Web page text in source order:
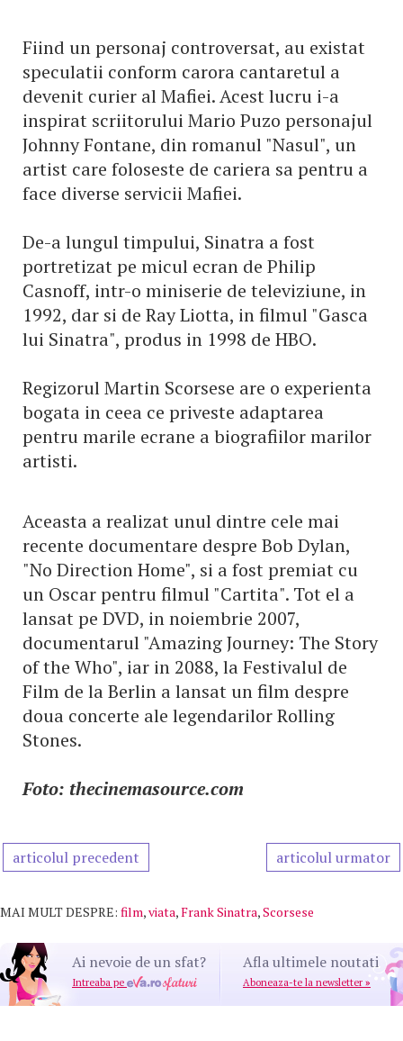
Fiind un personaj controversat, au existat
speculatii conform carora cantaretul a
devenit curier al Mafiei. Acest lucru i-a
inspirat scriitorului Mario Puzo personajul
Johnny Fontane, din romanul "Nasul", un
artist care foloseste de cariera sa pentru a
face diverse servicii Mafiei.
De-a lungul timpului, Sinatra a fost
portretizat pe micul ecran de Philip
Casnoff, intr-o miniserie de televiziune, in
1992, dar si de Ray Liotta, in filmul "Gasca
lui Sinatra", produs in 1998 de HBO.
Regizorul Martin Scorsese are o experienta
bogata in ceea ce priveste adaptarea
pentru marile ecrane a biografiilor marilor
artisti.
Aceasta a realizat unul dintre cele mai
recente documentare despre Bob Dylan,
"No Direction Home", si a fost premiat cu
un Oscar pentru filmul "Cartita". Tot el a
lansat pe DVD, in noiembrie 2007,
documentarul "Amazing Journey: The Story
of the Who", iar in 2088, la Festivalul de
Film de la Berlin a lansat un film despre
doua concerte ale legendarilor Rolling
Stones.
Foto: thecinemasource.com
articolul precedent articolul urmator
MAI MULT DESPRE: film,viata,Frank Sinatra,Scorsese
Ai nevoie de un sfat?
Intreaba pe
Afla ultimele noutati
Aboneaza-te la newsletter »